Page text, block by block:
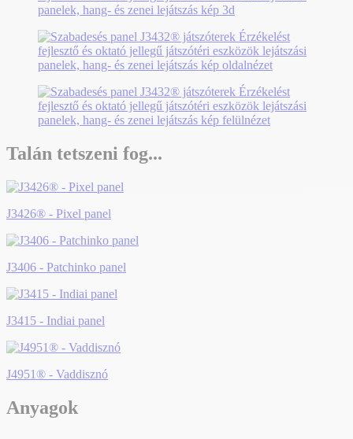
Talán tetszeni fog...
J3426® - Pixel panel
J3406 - Patchinko panel
J3415 - Indiai panel
J4951® - Vaddisznó
Anyagok